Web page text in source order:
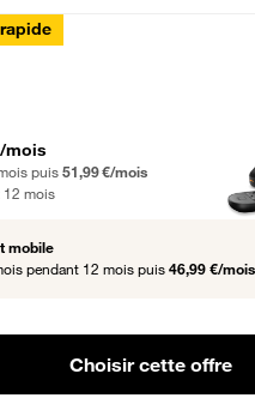
Up Fibre
pendant 12 mois puis 51,99 € par
/mois
puis 51,99 €/mois
12 mois
mobile
pendant 12 mois puis 46,99 €/mois
Choisir cette offre